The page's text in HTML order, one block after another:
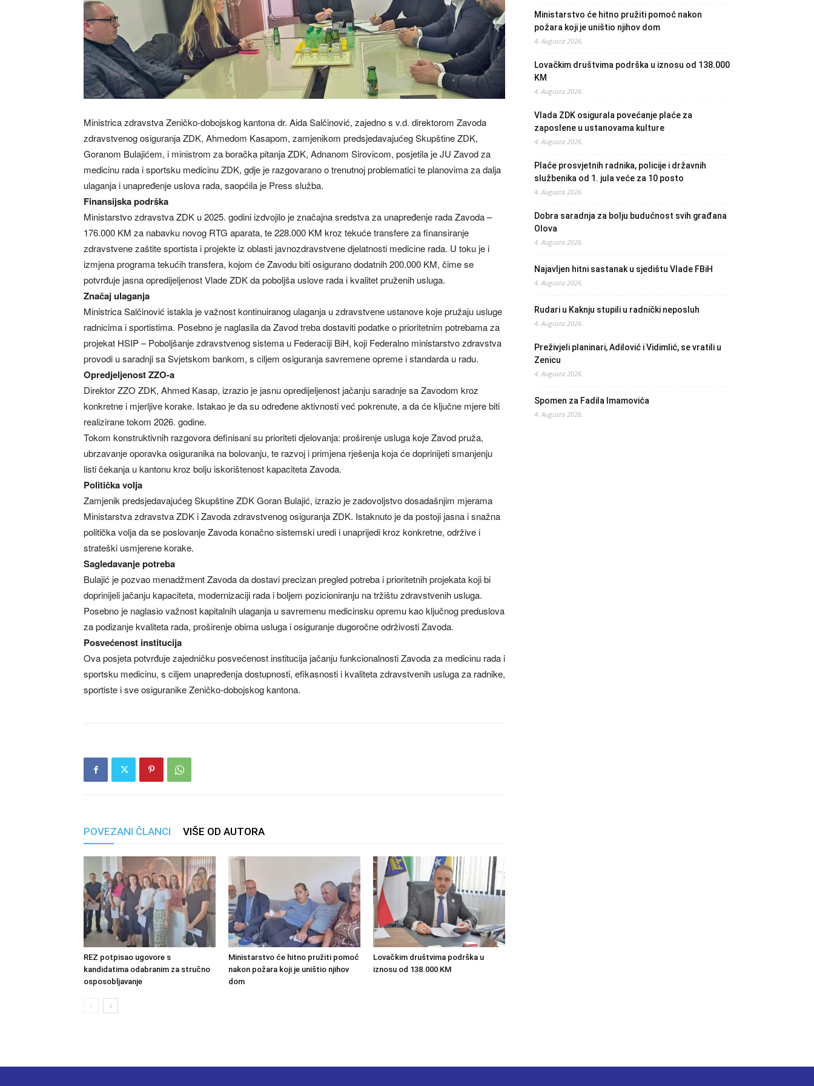
Ministrica zdravstva Zeničko-dobojskog kantona dr. Aida Salčinović, zajedno s v.d. direktorom Zavoda
zdravstvenog osiguranja ZDK, Ahmedom Kasapom, zamjenikom predsjedavajućeg Skupštine ZDK,
Goranom Bulajićem, i ministrom za boračka pitanja ZDK, Adnanom Sirovicom, posjetila je JU Zavod za
medicinu rada i sportsku medicinu ZDK, gdje je razgovarano o trenutnoj problematici te planovima za dalja
ulaganja i unapređenje uslova rada, saopćila je Press služba.
Finansijska podrška
Ministarstvo zdravstva ZDK u 2025. godini izdvojilo je značajna sredstva za unapređenje rada Zavoda –
176.000 KM za nabavku novog RTG aparata, te 228.000 KM kroz tekuće transfere za finansiranje
zdravstvene zaštite sportista i projekte iz oblasti javnozdravstvene djelatnosti medicine rada. U toku je i
izmjena programa tekućih transfera, kojom će Zavodu biti osigurano dodatnih 200.000 KM, čime se
potvrđuje jasna opredijeljenost Vlade ZDK da poboljša uslove rada i kvalitet pruženih usluga.
Značaj ulaganja
Ministrica Salčinović istakla je važnost kontinuiranog ulaganja u zdravstvene ustanove koje pružaju usluge
radnicima i sportistima. Posebno je naglasila da Zavod treba dostaviti podatke o prioritetnim potrebama za
projekat HSIP – Poboljšanje zdravstvenog sistema u Federaciji BiH, koji Federalno ministarstvo zdravstva
provodi u saradnji sa Svjetskom bankom, s ciljem osiguranja savremene opreme i standarda u radu.
Opredjeljenost ZZO-a
Direktor ZZO ZDK, Ahmed Kasap, izrazio je jasnu opredijeljenost jačanju saradnje sa Zavodom kroz
konkretne i mjerljive korake. Istakao je da su određene aktivnosti već pokrenute, a da će ključne mjere biti
realizirane tokom 2026. godine.
Tokom konstruktivnih razgovora definisani su prioriteti djelovanja: proširenje usluga koje Zavod pruža,
ubrzavanje oporavka osiguranika na bolovanju, te razvoj i primjena rješenja koja će doprinijeti smanjenju
listi čekanja u kantonu kroz bolju iskorištenost kapaciteta Zavoda.
Politička volja
Zamjenik predsjedavajućeg Skupštine ZDK Goran Bulajić, izrazio je zadovoljstvo dosadašnjim mjerama
Ministarstva zdravstva ZDK i Zavoda zdravstvenog osiguranja ZDK. Istaknuto je da postoji jasna i snažna
politička volja da se poslovanje Zavoda konačno sistemski uredi i unaprijedi kroz konkretne, održive i
strateški usmjerene korake.
Sagledavanje potreba
Bulajić je pozvao menadžment Zavoda da dostavi precizan pregled potreba i prioritetnih projekata koji bi
doprinijeli jačanju kapaciteta, modernizaciji rada i boljem pozicioniranju na tržištu zdravstvenih usluga.
Posebno je naglasio važnost kapitalnih ulaganja u savremenu medicinsku opremu kao ključnog preduslova
za podizanje kvaliteta rada, proširenje obima usluga i osiguranje dugoročne održivosti Zavoda.
Posvećenost institucija
Ova posjeta potvrđuje zajedničku posvećenost institucija jačanju funkcionalnosti Zavoda za medicinu rada i
sportsku medicinu, s ciljem unapređenja dostupnosti, efikasnosti i kvaliteta zdravstvenih usluga za radnike,
sportiste i sve osiguranike Zeničko-dobojskog kantona.
POVEZANI ČLANCI VIŠE OD AUTORA
REZ potpisao ugovore s
kandidatima odabranim za stručno
osposobljavanje
Ministarstvo će hitno pružiti pomoć
nakon požara koji je uništio njihov
dom
Lovačkim društvima podrška u
iznosu od 138.000 KM
Ministarstvo će hitno pružiti pomoć nakon
požara koji je uništio njihov dom
4. Augusta 2026.
Lovačkim društvima podrška u iznosu od 138.000
KM
4. Augusta 2026.
Vlada ZDK osigurala povećanje plaće za
zaposlene u ustanovama kulture
4. Augusta 2026.
Plaće prosvjetnih radnika, policije i državnih
službenika od 1. jula veće za 10 posto
4. Augusta 2026.
Dobra saradnja za bolju budućnost svih građana
Olova
4. Augusta 2026.
Najavljen hitni sastanak u sjedištu Vlade FBiH
4. Augusta 2026.
Rudari u Kaknju stupili u radnički neposluh
4. Augusta 2026.
Preživjeli planinari, Adilović i Vidimlić, se vratili u
Zenicu
4. Augusta 2026.
Spomen za Fadila Imamovića
4. Augusta 2026.